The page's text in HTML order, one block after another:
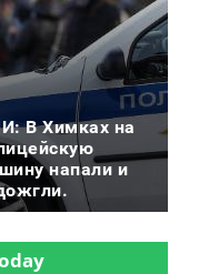
В Химках на
напали и